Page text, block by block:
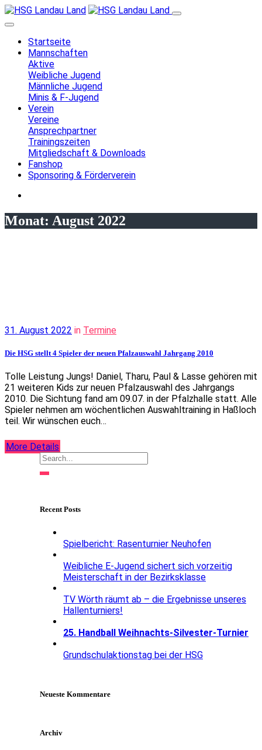
Startseite
Mannschaften
Aktive
Weibliche Jugend
Männliche Jugend
Minis & F-Jugend
Verein
Vereine
Ansprechpartner
Trainingszeiten
Mitgliedschaft & Downloads
Fanshop
Sponsoring & Förderverein
Monat: August 2022
31. August 2022 in Termine
Die HSG stellt 4 Spieler der neuen Pfalzauswahl Jahrgang 2010
Tolle Leistung Jungs! Daniel, Tharu, Paul & Lasse gehören mit
21 weiteren Kids zur neuen Pfalzauswahl des Jahrgangs
2010. Die Sichtung fand am 09.07. in der Pfalzhalle statt. Alle
Spieler nehmen am wöchentlichen Auswahltraining in Haßloch
teil. Wir wünschen euch…
More Details
Recent Posts
Spielbericht: Rasenturnier Neuhofen
Weibliche E-Jugend sichert sich vorzeitig
Meisterschaft in der Bezirksklasse
TV Wörth räumt ab – die Ergebnisse unseres
Hallenturniers!
25. Handball Weihnachts-Silvester-Turnier
Grundschulaktionstag bei der HSG
Neueste Kommentare
Archiv